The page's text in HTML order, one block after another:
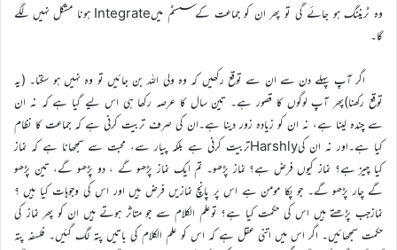
وہ ٹریننگ ہو جائے گی تو پھر ان کو جماعت کےسسٹم میںIntegrate ہونا مشکل نہیں لگے
گا۔
اگر آپ پہلے دن سے ان سے توقع رکھیں کہ وہ ولی اللہ بن جائیں تو وہ نہیں ہو سکتا۔ (یہ
توقع رکھنا)پھر آپ لوگوں کا قصور ہے۔ تین سال کا عرصہ رکھا ہی اس لیے گیا ہے کہ نہ ان
سے چندہ لینا ہے، نہ ان کو زیادہ زور دینا ہے۔ان کی صرف تربیت کرنی ہے کہ جماعت کا نظام
کیا ہے۔اور نہ ان کیHarshlyتربیت کرنی ہے بلکہ پیار سے، محبت سے سمجھانا ہے کہ نماز
کیا چیز ہے؟ نماز کیوں فرض ہے؟ نماز پڑھو۔ تم ایک نماز پڑھو گے ، دو پڑھو گے، تین پڑھو
گے چار پڑھو گے۔ جو پکا مومن ہے اس پر پانچ نمازیں فرض ہیں اور اس کی وجوہات کیا ہیں ؟
نمازجب پڑھتے ہیں اس کی حکمت کیا ہے؟ توعلم الکلام سے جو متاثر ہوتے ہیں ان کو پھر نماز کی
حکمت سمجھائیں۔ اگر اس میں اتنی عقل ہے کہ اس کو علم الکلام کی باتیں پتہ لگ گئیں۔ فلسفہ پتہ